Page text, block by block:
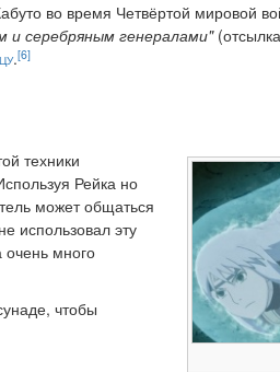
во время Четвёртой мировой
и серебряным генералами"
.[6]
техники
Рейка но
может общаться
использовал эту
очень много
чтобы